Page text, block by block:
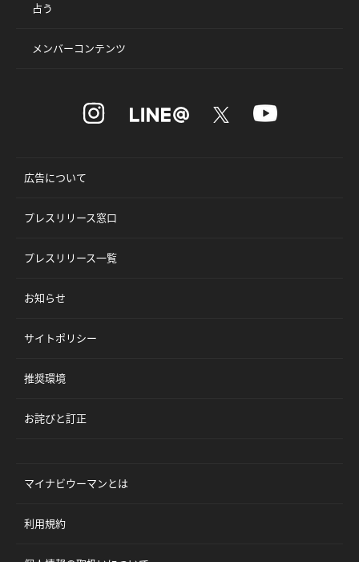
占う
メンバーコンテンツ
広告について
プレスリリース窓口
プレスリリース一覧
お知らせ
サイトポリシー
推奨環境
お詫びと訂正
マイナビウーマンとは
利用規約